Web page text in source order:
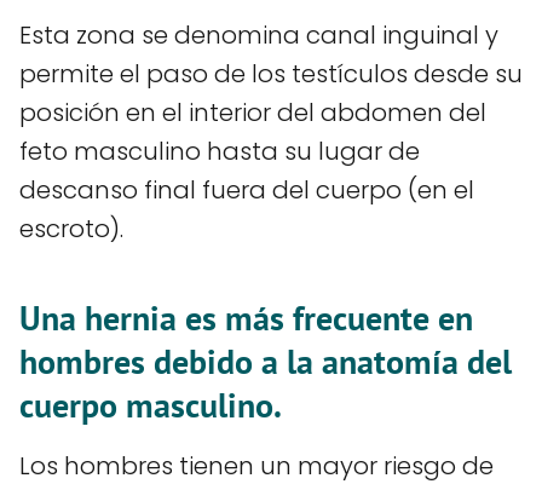
Esta zona se denomina canal inguinal y
permite el paso de los testículos desde su
posición en el interior del abdomen del
feto masculino hasta su lugar de
descanso final fuera del cuerpo (en el
escroto).
Una hernia es más frecuente en
hombres debido a la anatomía del
cuerpo masculino.
Los hombres tienen un mayor riesgo de